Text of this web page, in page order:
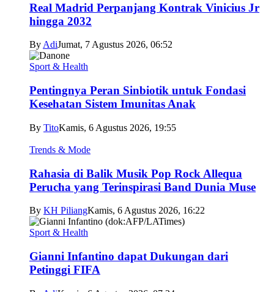
Real Madrid Perpanjang Kontrak Vinicius Jr
hingga 2032
ByAdiJumat, 7 Agustus 2026, 06:52
Sport & Health
Pentingnya Peran Sinbiotik untuk Fondasi
Kesehatan Sistem Imunitas Anak
By TitoKamis, 6 Agustus 2026, 19:55
Trends & Mode
Rahasia di Balik Musik Pop Rock Allequa
Perucha yang Terinspirasi Band Dunia Muse
By KH PiliangKamis, 6 Agustus 2026, 16:22
Sport & Health
Gianni Infantino dapat Dukungan dari
Petinggi FIFA